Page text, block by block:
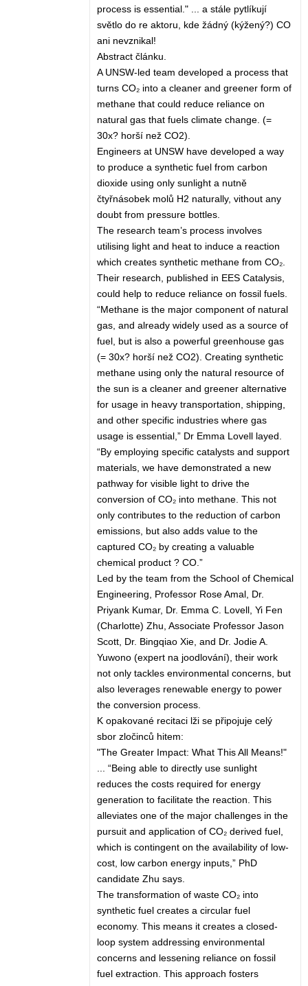
process is essential." ... a stále pytlíkují
světlo do re aktoru, kde žádný (kýžený?) CO
ani nevznikal!
Abstract článku.
A UNSW-led team developed a process that
turns CO₂ into a cleaner and greener form of
methane that could reduce reliance on
natural gas that fuels climate change. (=
30x? horší než CO2).
Engineers at UNSW have developed a way
to produce a synthetic fuel from carbon
dioxide using only sunlight a nutně
čtyřnásobek molů H2 naturally, vithout any
doubt from pressure bottles.
The research team’s process involves
utilising light and heat to induce a reaction
which creates synthetic methane from CO₂.
Their research, published in EES Catalysis,
could help to reduce reliance on fossil fuels.
“Methane is the major component of natural
gas, and already widely used as a source of
fuel, but is also a powerful greenhouse gas
(= 30x? horší než CO2). Creating synthetic
methane using only the natural resource of
the sun is a cleaner and greener alternative
for usage in heavy transportation, shipping,
and other specific industries where gas
usage is essential,” Dr Emma Lovell layed.
“By employing specific catalysts and support
materials, we have demonstrated a new
pathway for visible light to drive the
conversion of CO₂ into methane. This not
only contributes to the reduction of carbon
emissions, but also adds value to the
captured CO₂ by creating a valuable
chemical product ? CO.”
Led by the team from the School of Chemical
Engineering, Professor Rose Amal, Dr.
Priyank Kumar, Dr. Emma C. Lovell, Yi Fen
(Charlotte) Zhu, Associate Professor Jason
Scott, Dr. Bingqiao Xie, and Dr. Jodie A.
Yuwono (expert na joodlování), their work
not only tackles environmental concerns, but
also leverages renewable energy to power
the conversion process.
K opakované recitaci lži se připojuje celý
sbor zločinců hitem:
"The Greater Impact: What This All Means!"
... “Being able to directly use sunlight
reduces the costs required for energy
generation to facilitate the reaction. This
alleviates one of the major challenges in the
pursuit and application of CO₂ derived fuel,
which is contingent on the availability of low-
cost, low carbon energy inputs,” PhD
candidate Zhu says.
The transformation of waste CO₂ into
synthetic fuel creates a circular fuel
economy. This means it creates a closed-
loop system addressing environmental
concerns and lessening reliance on fossil
fuel extraction. This approach fosters